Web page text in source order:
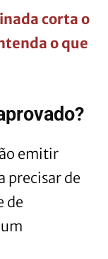
corta o
o que
emitir
precisar de
de